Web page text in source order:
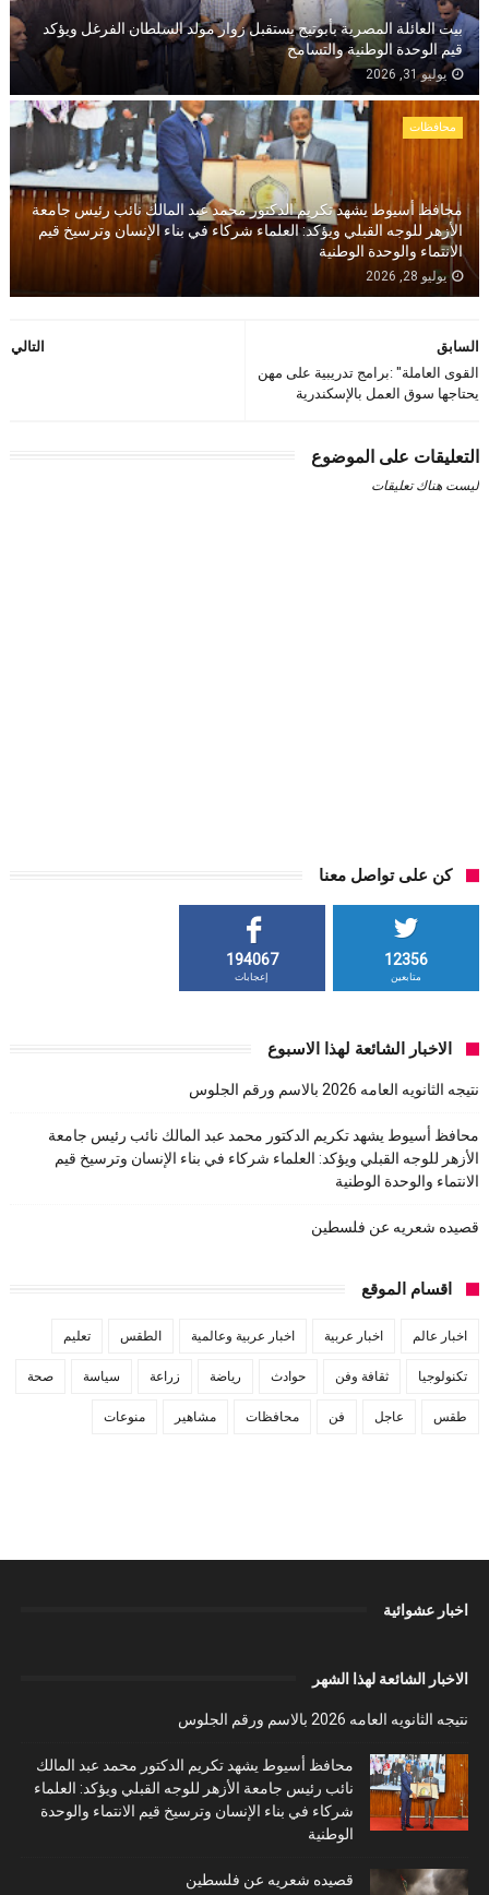
بيت العائلة المصرية بأبوتيج يستقبل زوار مولد السلطان الفرغل ويؤكد
قيم الوحدة الوطنية والتسامح
يوليو 31, 2026
محافظات
محافظ أسيوط يشهد تكريم الدكتور محمد عبد المالك نائب رئيس جامعة
الأزهر للوجه القبلي ويؤكد: العلماء شركاء في بناء الإنسان وترسيخ قيم
الانتماء والوحدة الوطنية
يوليو 28, 2026
التالي
السابق
القوى العاملة" :برامج تدريبية على مهن
يحتاجها سوق العمل بالإسكندرية
التعليقات على الموضوع
ليست هناك تعليقات
كن على تواصل معنا
12356
متابعين
194067
إعجابات
الاخبار الشائعة لهذا الاسبوع
نتيجه الثانويه العامه 2026 بالاسم ورقم الجلوس
محافظ أسيوط يشهد تكريم الدكتور محمد عبد المالك نائب رئيس جامعة
الأزهر للوجه القبلي ويؤكد: العلماء شركاء في بناء الإنسان وترسيخ قيم
الانتماء والوحدة الوطنية
قصيده شعريه عن فلسطين
اقسام الموقع
اخبار عالم اخبار عربية اخبار عربية وعالمية الطقس تعليم
تكنولوجيا ثقافة وفن حوادث رياضة زراعة سياسة صحة
طقس عاجل فن محافظات مشاهير منوعات
اخبار عشوائية
الاخبار الشائعة لهذا الشهر
نتيجه الثانويه العامه 2026 بالاسم ورقم الجلوس
محافظ أسيوط يشهد تكريم الدكتور محمد عبد المالك
نائب رئيس جامعة الأزهر للوجه القبلي ويؤكد: العلماء
شركاء في بناء الإنسان وترسيخ قيم الانتماء والوحدة
الوطنية
قصيده شعريه عن فلسطين